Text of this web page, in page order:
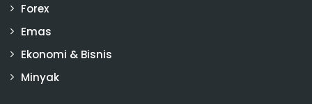
Forex
Emas
Ekonomi & Bisnis
Minyak